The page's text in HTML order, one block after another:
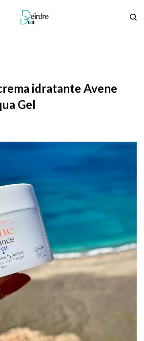
idratante Avene
Gel